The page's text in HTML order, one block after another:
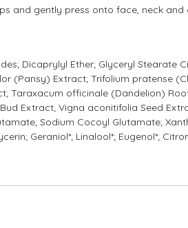
and gently press onto face, neck and
Dicaprylyl Ether; Glyceryl Stearate
(Pansy) Extract; Trifolium pratense
Taraxacum officinale (Dandelion)
Extract; Vigna aconitifolia Seed
Sodium Cocoyl Glutamate;
Geraniol*; Linalool*; Eugenol*;